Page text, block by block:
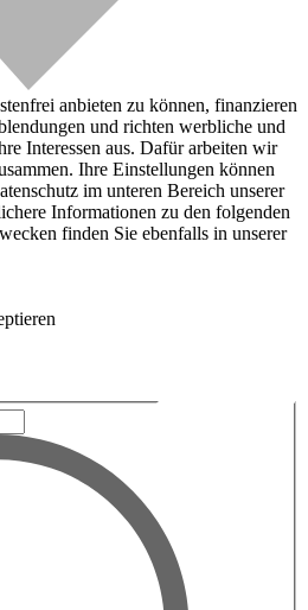
anbieten zu können, finanzieren
und richten werbliche und
Interessen aus. Dafür arbeiten wir
Ihre Einstellungen können
im unteren Bereich unserer
Informationen zu den folgenden
finden Sie ebenfalls in unserer